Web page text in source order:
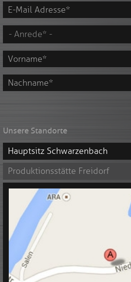
Mail
Adresse
*Vorname
*
Unsere Standorte
Hauptsitz Schwarzenbach
Produktionsstätte Freidorf